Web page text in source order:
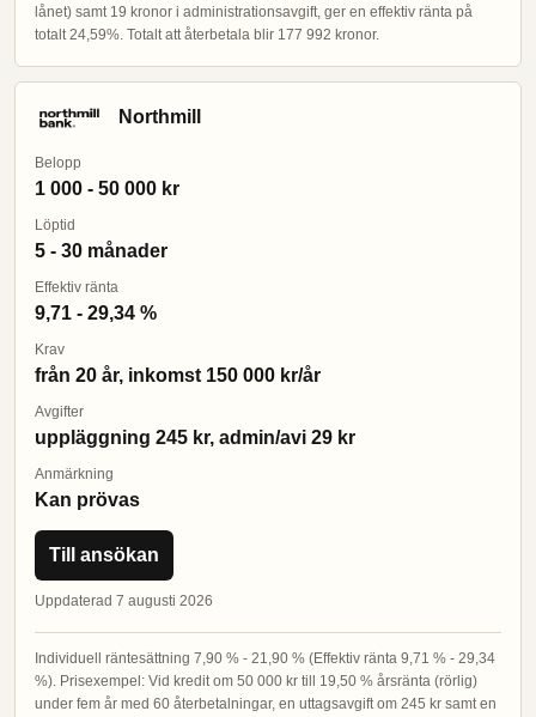
lånet) samt 19 kronor i administrationsavgift, ger en effektiv ränta på
totalt 24,59%. Totalt att återbetala blir 177 992 kronor.
Northmill
Belopp
1 000 - 50 000 kr
Löptid
5 - 30 månader
Effektiv ränta
9,71 - 29,34 %
Krav
från 20 år, inkomst 150 000 kr/år
Avgifter
uppläggning 245 kr, admin/avi 29 kr
Anmärkning
Kan prövas
Till ansökan
Uppdaterad 7 augusti 2026
Individuell räntesättning 7,90 % - 21,90 % (Effektiv ränta 9,71 % - 29,34
%). Prisexempel: Vid kredit om 50 000 kr till 19,50 % årsränta (rörlig)
under fem år med 60 återbetalningar, en uttagsavgift om 245 kr samt en